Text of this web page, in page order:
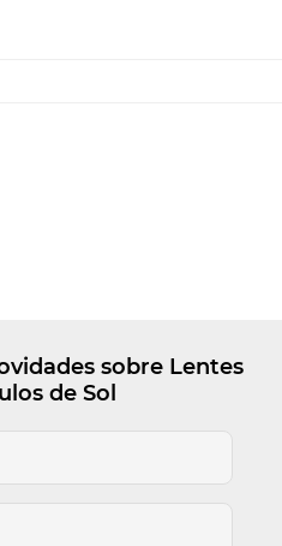
sobre Lentes
de Sol